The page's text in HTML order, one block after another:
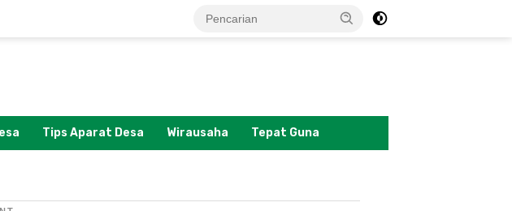
Tips Aparat Desa Wirausaha Tepat Guna